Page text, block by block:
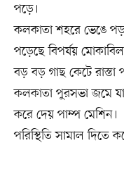
পড়ে।
কলকাতা শহরে ভেঙে
পড়েছে বিপর্যয়
বড় বড় গাছ কেটে রাস্তা
কলকাতা পুরসভা জমে
করে দেয় পাম্প মেশিন।
পরিস্থিতি সামাল দিতে